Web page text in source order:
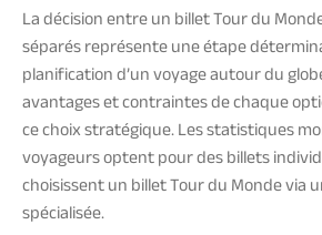
La décision entre un billet Tour du
séparés représente une étape
planification d’un voyage autour du
avantages et contraintes de chaque
ce choix stratégique. Les statistiques
voyageurs optent pour des billets
choisissent un billet Tour du Monde via
spécialisée.